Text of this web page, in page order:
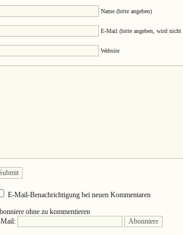
Name (bitte angeben)
E-Mail (bitte angeben, wird nicht
Website
E-Mail-Benachrichtigung bei neuen Kommentaren
ohne zu kommentieren